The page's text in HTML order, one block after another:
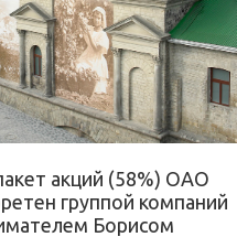
акций (58%) ОАО
группой компаний
Борисом